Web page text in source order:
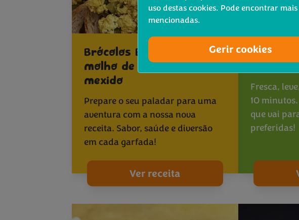
Brócolos Bimi
molho de miso e tofu
mexido
Prepare o seu paladar para uma
aventura com a nossa nova
receita. Sabor, saúde e diversão
em cada garfada!
Ver receita
Salada
Fresca,
10
que vai
preferidas!
uso destas cookies. Pode encontrar
mencionadas.
Gerir cookies